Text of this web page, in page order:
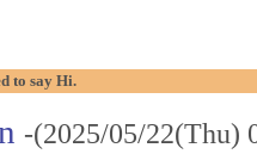
to say Hi.
-(2025/05/